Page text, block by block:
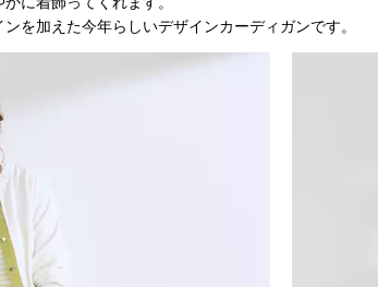
を加えた今年らしいデザインカーディガンです。